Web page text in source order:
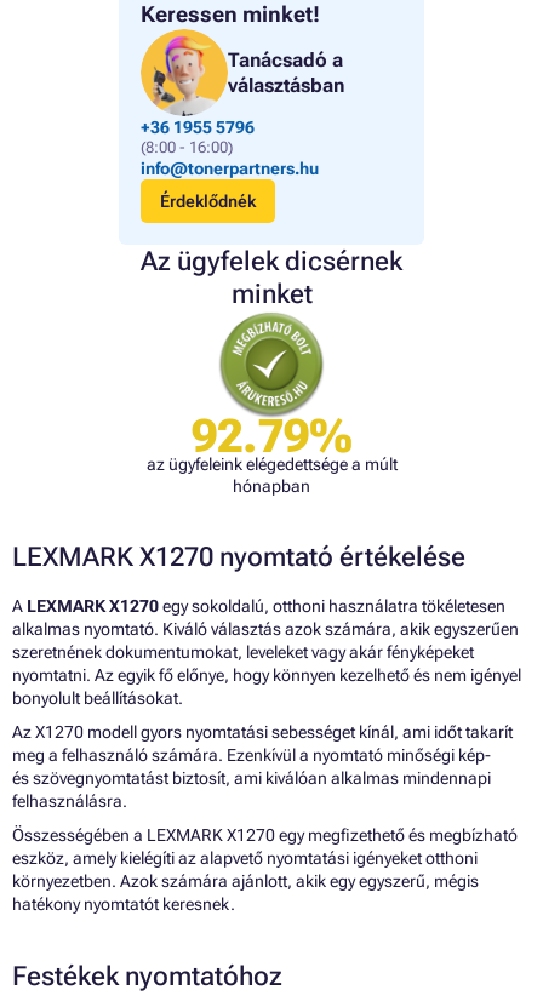
Keressen minket!
Tanácsadó a
választásban
+36 1955 5796
(8:00 - 16:00)
info@tonerpartners.hu
Érdeklődnék
Az ügyfelek dicsérnek
minket
92.79%
az ügyfeleink elégedettsége a múlt
hónapban
LEXMARK X1270 nyomtató értékelése
A LEXMARK X1270egy sokoldalú, otthoni használatra tökéletesen
alkalmas nyomtató. Kiváló választás azok számára, akik egyszerűen
szeretnének dokumentumokat, leveleket vagy akár fényképeket
nyomtatni. Az egyik fő előnye, hogy könnyen kezelhető és nem igényel
bonyolult beállításokat.
Az X1270 modell gyors nyomtatási sebességet kínál, ami időt takarít
meg a felhasználó számára. Ezenkívül a nyomtató minőségi kép-
és szövegnyomtatást biztosít, ami kiválóan alkalmas mindennapi
felhasználásra.
Összességében a LEXMARK X1270 egy megfizethető és megbízható
eszköz, amely kielégíti az alapvető nyomtatási igényeket otthoni
környezetben. Azok számára ajánlott, akik egy egyszerű, mégis
hatékony nyomtatót keresnek.
Festékek nyomtatóhoz